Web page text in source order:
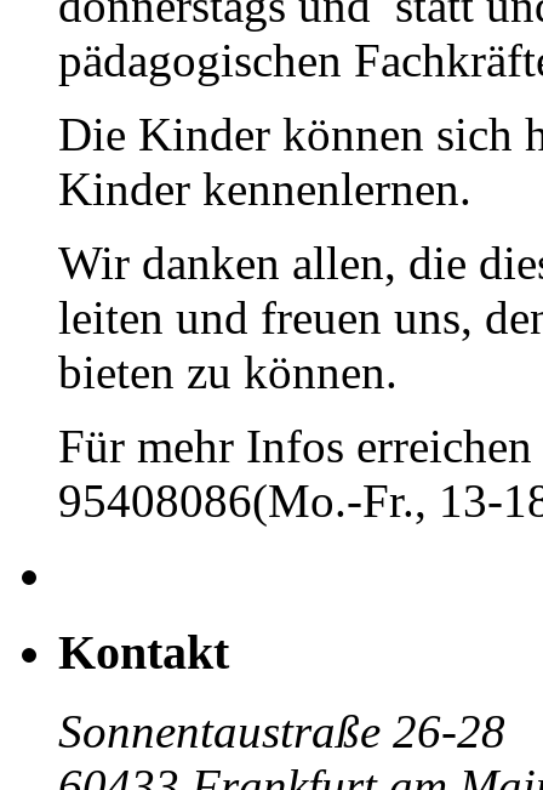
pädagogischen
Die Kinder können sich
Kinder kennenlernen.
Wir danken allen, die
leiten und freuen uns,
bieten zu können.
Für mehr Infos
95408086(Mo.-Fr., 13-
Kontakt
Sonnentaustraße 26-28